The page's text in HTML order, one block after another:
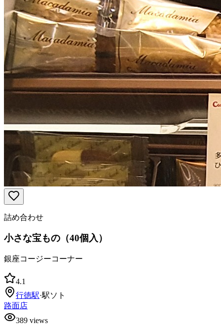
詰め合わせ
小さな宝もの（40個入）
銀座コージーコーナー
4.1
行徳駅·駅ソト
路面店
389 views